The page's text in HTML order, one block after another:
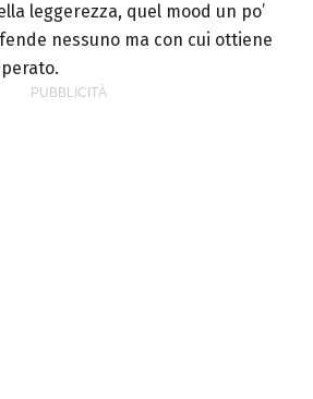
leggerezza, quel mood un po’
nessuno ma con cui ottiene